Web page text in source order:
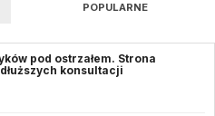
POPULARNE
pod ostrzałem. Strona
konsultacji